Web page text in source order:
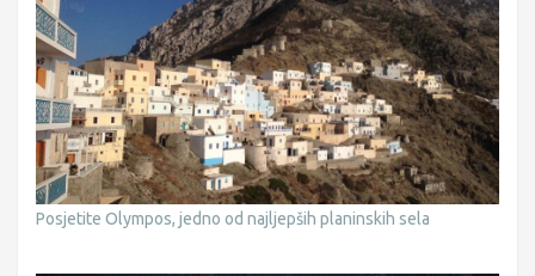
Posjetite Olympos, jedno od najljepših planinskih sela